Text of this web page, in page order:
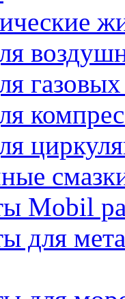
газовых
Mobil
для